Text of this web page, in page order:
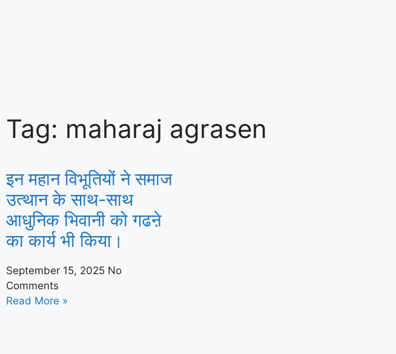
कार्यान्वयनः केंद्रीय मंत्री सीआर पाटिल
Tag: maharaj agrasen
इन महान विभूतियों ने समाज
उत्थान के साथ-साथ
आधुनिक भिवानी को गढऩे
का कार्य भी किया।
September 15, 2025 No
Comments
Read More »